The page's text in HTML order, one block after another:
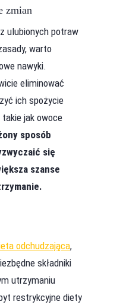
zmian
ulubionych potraw
warto
nawyki.
eliminować
ich spożycie
jak owoce
sposób
się
szanse
odchudzająca,
składniki
utrzymaniu
restrykcyjne diety